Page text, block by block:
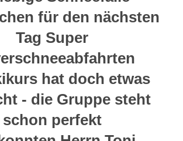
für den nächsten
Tag Super
hat doch etwas
- die Gruppe steht
schon perfekt